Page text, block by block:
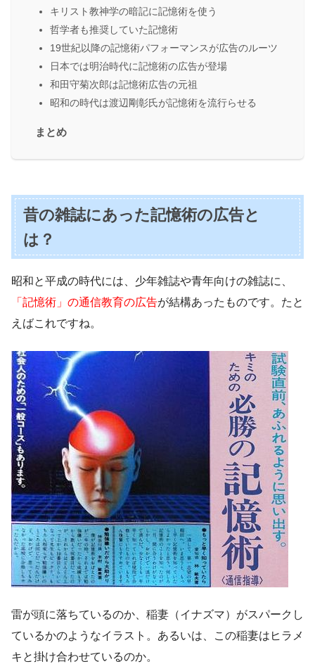
キリスト教神学の暗記に記憶術を使う
哲学者も推奨していた記憶術
19世紀以降の記憶術パフォーマンスが広告のルーツ
日本では明治時代に記憶術の広告が登場
和田守菊次郎は記憶術広告の元祖
昭和の時代は渡辺剛彰氏が記憶術を流行らせる
まとめ
昔の雑誌にあった記憶術の広告と
は？
昭和と平成の時代には、少年雑誌や青年向けの雑誌に、
「記憶術」の通信教育の広告が結構あったものです。たと
えばこれですね。
雷が頭に落ちているのか、稲妻（イナズマ）がスパークし
ているかのようなイラスト。あるいは、この稲妻はヒラメ
キと掛け合わせているのか。